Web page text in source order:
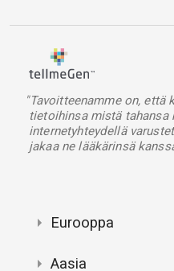
"Tavoitteenamme on,
tietoihinsa mistä tahansa
internetyhteydellä
jakaa ne lääkärinsä
Eurooppa
Aasia